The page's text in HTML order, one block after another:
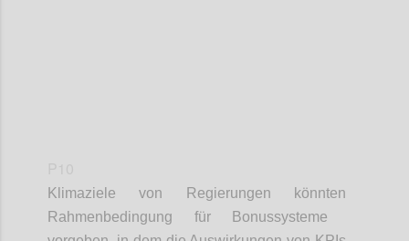
Klimaziele von Regierungen könnten
Rahmenbedingung für Bonussysteme